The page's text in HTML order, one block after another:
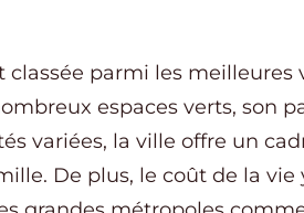
parmi les meilleures
espaces verts, son
variées, la ville offre un
De plus, le coût de la vie